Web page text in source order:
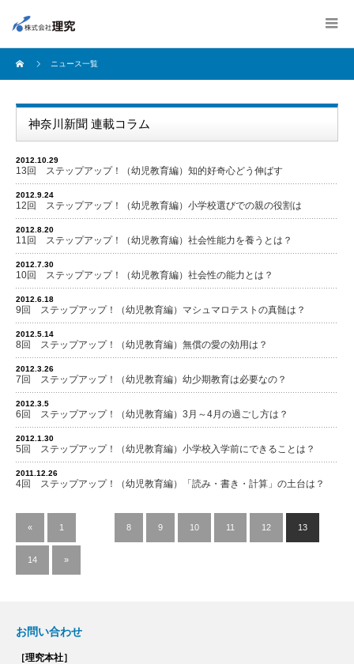
ニュース一覧
神奈川新聞 連載コラム
2012.10.29
13回 ステップアップ！（幼児教育編）知的好奇心どう伸ばす
2012.9.24
12回 ステップアップ！（幼児教育編）小学校選びでの親の役割は
2012.8.20
11回 ステップアップ！（幼児教育編）社会性能力を養うとは？
2012.7.30
10回 ステップアップ！（幼児教育編）社会性の能力とは？
2012.6.18
9回 ステップアップ！（幼児教育編）マシュマロテストの真髄は？
2012.5.14
8回 ステップアップ！（幼児教育編）無償の愛の効用は？
2012.3.26
7回 ステップアップ！（幼児教育編）幼少期教育は必要なの？
2012.3.5
6回 ステップアップ！（幼児教育編）3月～4月の過ごし方は？
2012.1.30
5回 ステップアップ！（幼児教育編）小学校入学前にできることは？
2011.12.26
4回 ステップアップ！（幼児教育編）「読み・書き・計算」の土台は？
« 1 8 9 10 11 12 13
14 »
お問い合わせ
［理究本社］